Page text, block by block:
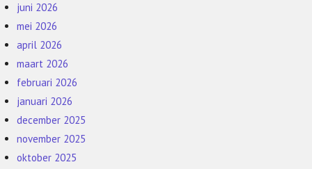
juni 2026
mei 2026
april 2026
maart 2026
februari 2026
januari 2026
december 2025
november 2025
oktober 2025